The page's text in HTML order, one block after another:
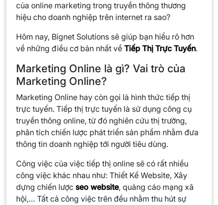
của online marketing trong truyền thông thương
hiệu cho doanh nghiệp trên internet ra sao?
Hôm nay, Bignet Solutions sẽ giúp bạn hiểu rõ hơn
về những điều cơ bản nhất về Tiếp Thị Trực Tuyến.
Marketing Online là gì? Vai trò của
Marketing Online?
Marketing Online hay còn gọi là hình thức tiếp thị
trực tuyến. Tiếp thị trực tuyến là sử dụng công cụ
truyền thông online, từ đó nghiên cứu thị trường,
phân tích chiến lược phát triển sản phẩm nhằm đưa
thông tin doanh nghiệp tới người tiêu dùng.
Công việc của việc tiếp thị online sẽ có rất nhiều
công việc khác nhau như: Thiết Kế Website, Xây
dựng chiến lược seo website, quảng cáo mạng xã
hội,… Tất cả công việc trên đều nhằm thu hút sự